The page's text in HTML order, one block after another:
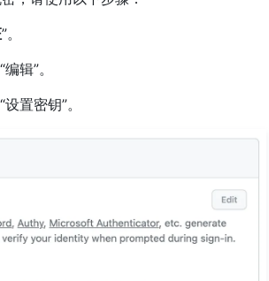
”。
辑”。
置密钥”。